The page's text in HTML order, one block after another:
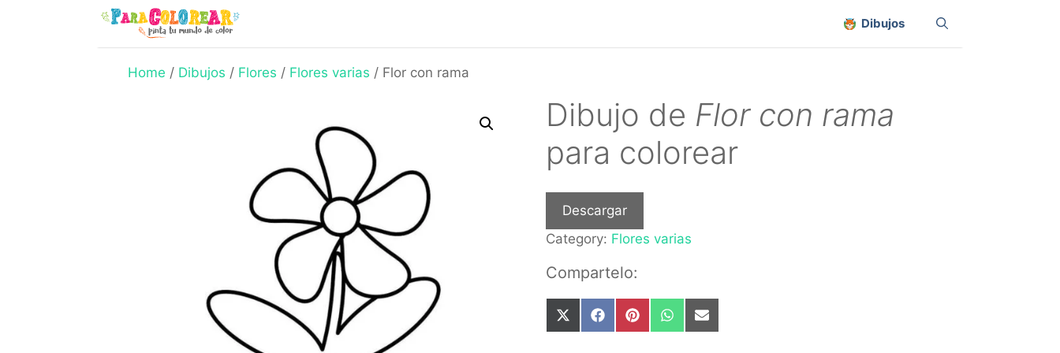
Dibujos
Home / Dibujos / Flores / Flores varias / Flor con rama
Dibujo de Flor con rama
para colorear
Descargar
Category: Flores varias
Compartelo:
Share
on
Share
on
Share
on
Share
on
Share
on